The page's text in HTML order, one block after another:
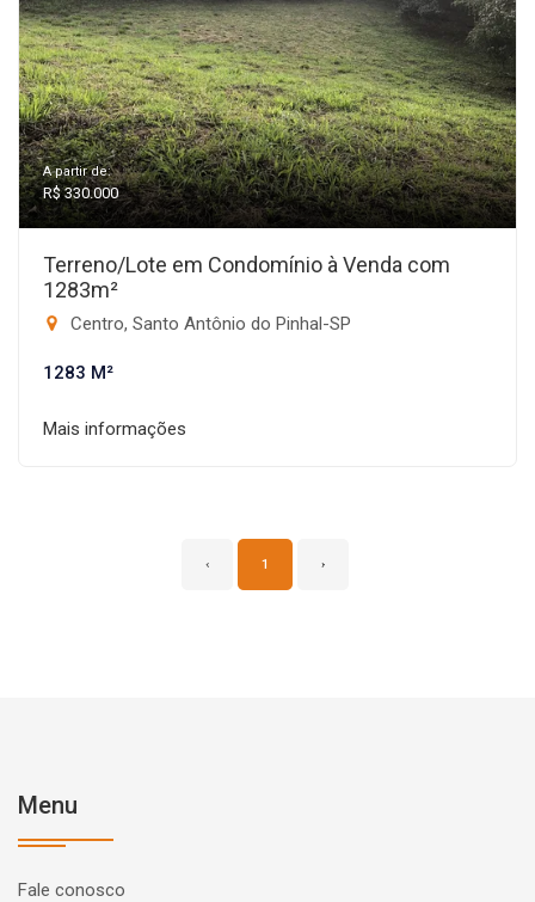
A partir de:
R$ 330.000
Terreno/Lote em Condomínio à Venda com
1283m²
Centro, Santo Antônio do Pinhal-SP
1283 M²
Mais informações
‹ 1 ›
Menu
Fale conosco